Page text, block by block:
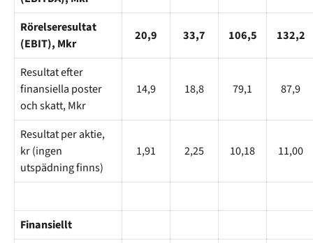
Rörelseresultat
(EBIT), Mkr
20,9 33,7 106,5 132,2
Resultat efter
finansiella poster
och skatt, Mkr
14,9 18,8 79,1 87,9
Resultat per aktie,
kr (ingen
utspädning finns)
1,91 2,25 10,18 11,00
Finansiellt